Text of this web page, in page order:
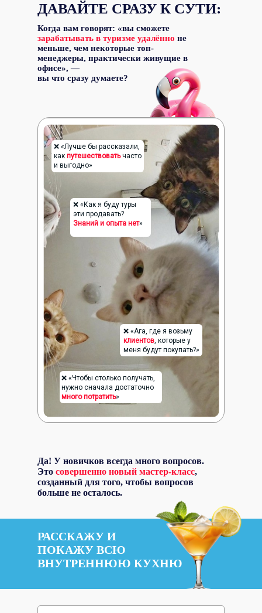
ДАВАЙТЕ СРАЗУ К СУТИ:
❌ «Лучше бы рассказали,
как путешествоватьчасто
и выгодно»
❌ «Как я буду туры
эти продавать?
Знаний и опыта нет»
Когда вам говорят: «вы сможете
зарабатывать в туризме удалённо не
меньше, чем некоторые топ-
менеджеры, практически живущие в
офисе», —
вы что сразу думаете?
❌ «Ага, где я возьму
клиентов, которые у
меня будут покупать?»
❌ «Чтобы столько получать,
нужно сначала достаточно
много потратить»
Да! У новичков всегда много вопросов.
Это совершенно новый мастер-класс,
созданный для того, чтобы вопросов
больше не осталось.
РАССКАЖУ И
ПОКАЖУ ВСЮ
ВНУТРЕННЮЮ КУХНЮ